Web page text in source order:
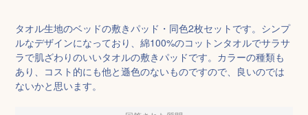
タオル生地のベッドの敷きパッド・同色2枚セットです。シンプ
ルなデザインになっており、綿100%のコットンタオルでサラサ
ラで肌ざわりのいいタオルの敷きパッドです。カラーの種類も
あり、コスト的にも他と遜色のないものですので、良いのでは
ないかと思います。